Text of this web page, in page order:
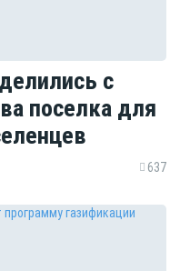
с
поселка для
637